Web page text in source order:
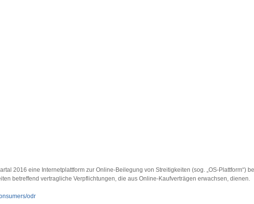
2016 eine Internetplattform zur Online-Beilegung von Streitigkeiten (sog. „OS-Plattform“)
betreffend vertragliche Verpflichtungen, die aus Online-Kaufverträgen erwachsen, dienen.
odr